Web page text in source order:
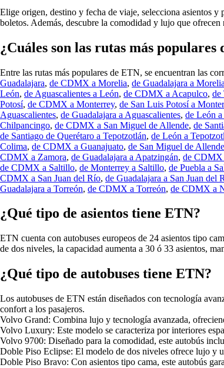
Elige origen, destino y fecha de viaje, selecciona asientos
boletos. Además, descubre la comodidad y lujo que
¿Cuáles son las rutas más populares
Entre las rutas más populares de ETN, se encuentran las
Guadalajara, de CDMX a Morelia, de Guadalajara a Morelia
León, de Aguascalientes a León, de CDMX a Acapulco, de
Potosí, de CDMX a Monterrey, de San Luis Potosí a
Aguascalientes, de Guadalajara a Aguascalientes, de León
Chilpancingo, de CDMX a San Miguel de Allende, de
de Santiago de Querétaro a Tepotzotlán, de León a
Colima, de CDMX a Guanajuato, de San Miguel de
CDMX a Zamora, de Guadalajara a Apatzingán, de CDMX
de CDMX a Saltillo, de Monterrey a Saltillo, de Puebla a
CDMX a San Juan del Río, de Guadalajara a San Juan del
Guadalajara a Torreón, de CDMX a Torreón, de CDMX a
¿Qué tipo de asientos tiene ETN?
ETN cuenta con autobuses europeos de 24 asientos tipo
de dos niveles, la capacidad aumenta a 30 ó 33 asientos,
¿Qué tipo de autobuses tiene ETN?
Los autobuses de ETN están diseñados con tecnología
confort a los pasajeros.
Volvo Grand: Combina lujo y tecnología avanzada,
Volvo Luxury: Este modelo se caracteriza por interiores
Volvo 9700: Diseñado para la comodidad, este autobús
Doble Piso Eclipse: El modelo de dos niveles ofrece lujo y
Doble Piso Bravo: Con asientos tipo cama, este autobús